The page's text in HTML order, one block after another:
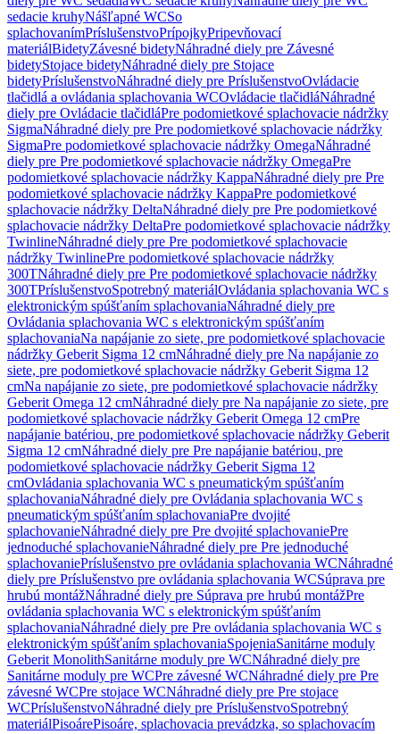
sedacie kruhyNášľapné WCSo
splachovanímPríslušenstvoPrípojkyPripevňovací
materiálBidetyZávesné bidetyNáhradné diely pre Závesné
bidetyStojace bidetyNáhradné diely pre Stojace
bidetyPríslušenstvoNáhradné diely pre PríslušenstvoOvládacie
tlačidlá a ovládania splachovania WCOvládacie tlačidláNáhradné
diely pre Ovládacie tlačidláPre podomietkové splachovacie nádržky
SigmaNáhradné diely pre Pre podomietkové splachovacie nádržky
SigmaPre podomietkové splachovacie nádržky OmegaNáhradné
diely pre Pre podomietkové splachovacie nádržky OmegaPre
podomietkové splachovacie nádržky KappaNáhradné diely pre Pre
podomietkové splachovacie nádržky KappaPre podomietkové
splachovacie nádržky DeltaNáhradné diely pre Pre podomietkové
splachovacie nádržky DeltaPre podomietkové splachovacie nádržky
TwinlineNáhradné diely pre Pre podomietkové splachovacie
nádržky TwinlinePre podomietkové splachovacie nádržky
300TNáhradné diely pre Pre podomietkové splachovacie nádržky
300TPríslušenstvoSpotrebný materiálOvládania splachovania WC s
elektronickým spúšťaním splachovaniaNáhradné diely pre
Ovládania splachovania WC s elektronickým spúšťaním
splachovaniaNa napájanie zo siete, pre podomietkové splachovacie
nádržky Geberit Sigma 12 cmNáhradné diely pre Na napájanie zo
siete, pre podomietkové splachovacie nádržky Geberit Sigma 12
cmNa napájanie zo siete, pre podomietkové splachovacie nádržky
Geberit Omega 12 cmNáhradné diely pre Na napájanie zo siete, pre
podomietkové splachovacie nádržky Geberit Omega 12 cmPre
napájanie batériou, pre podomietkové splachovacie nádržky Geberit
Sigma 12 cmNáhradné diely pre Pre napájanie batériou, pre
podomietkové splachovacie nádržky Geberit Sigma 12
cmOvládania splachovania WC s pneumatickým spúšťaním
splachovaniaNáhradné diely pre Ovládania splachovania WC s
pneumatickým spúšťaním splachovaniaPre dvojité
splachovanieNáhradné diely pre Pre dvojité splachovaniePre
jednoduché splachovanieNáhradné diely pre Pre jednoduché
splachovaniePríslušenstvo pre ovládania splachovania WCNáhradné
diely pre Príslušenstvo pre ovládania splachovania WCSúprava pre
hrubú montážNáhradné diely pre Súprava pre hrubú montážPre
ovládania splachovania WC s elektronickým spúšťaním
splachovaniaNáhradné diely pre Pre ovládania splachovania WC s
elektronickým spúšťaním splachovaniaSpojeniaSanitárne moduly
Geberit MonolithSanitárne moduly pre WCNáhradné diely pre
Sanitárne moduly pre WCPre závesné WCNáhradné diely pre Pre
závesné WCPre stojace WCNáhradné diely pre Pre stojace
WCPríslušenstvoNáhradné diely pre PríslušenstvoSpotrebný
materiálPisoárePisoáre, splachovacia prevádzka, so splachovacím